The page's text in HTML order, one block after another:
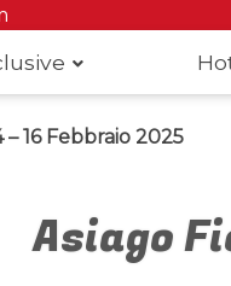
16 Febbraio 2025
Asiago